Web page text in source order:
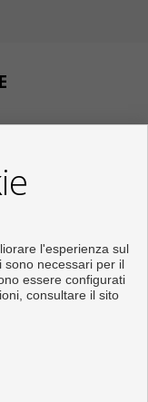
e 16:00 - 19:00
l'esperienza sul
sono necessari per il
essere configurati
consultare il sito